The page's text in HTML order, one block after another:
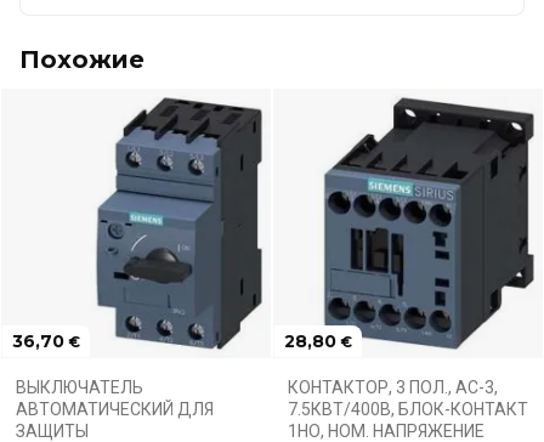
Похожие
36,70 €
ВЫКЛЮЧАТЕЛЬ
АВТОМАТИЧЕСКИЙ ДЛЯ
ЗАЩИТЫ
28,80 €
КОНТАКТОР, 3 ПОЛ., AC-3,
7.5КВТ/400В, БЛОК-КОНТАКТ
1НО, НОМ. НАПРЯЖЕНИЕ